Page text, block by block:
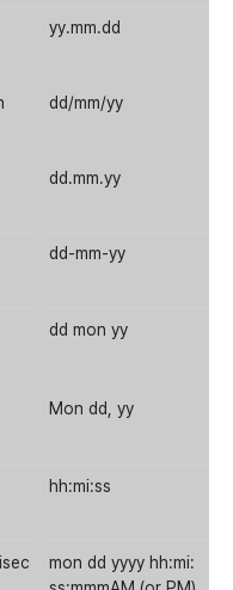
yy.mm.dd
dd/mm/yy
dd.mm.yy
dd-mm-yy
dd mon yy
Mon dd, yy
hh:mi:ss
mon dd yyyy hh:mi: